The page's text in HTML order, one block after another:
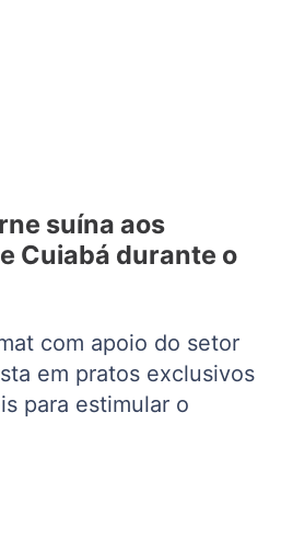
suína aos
Cuiabá durante o
com apoio do setor
em pratos exclusivos
para estimular o